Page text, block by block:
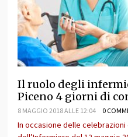
Il ruolo degli
Piceno 4 giorni di
8 MAGGIO 2018 ALLE 12:04 0
In occasione delle